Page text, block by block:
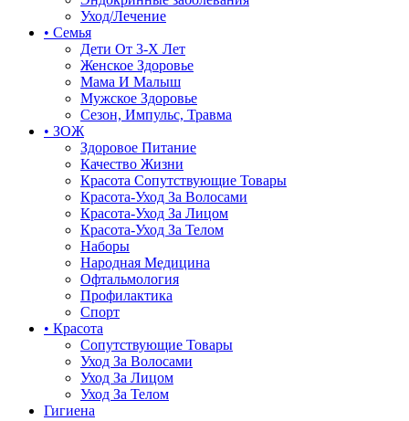
Уход/Лечение
• Семья
Дети От 3-Х Лет
Женское Здоровье
Мама И Малыш
Мужское Здоровье
Сезон, Импульс, Травма
• ЗОЖ
Здоровое Питание
Качество Жизни
Красота Сопутствующие Товары
Красота-Уход За Волосами
Красота-Уход За Лицом
Красота-Уход За Телом
Наборы
Народная Медицина
Офтальмология
Профилактика
Спорт
• Красота
Сопутствующие Товары
Уход За Волосами
Уход За Лицом
Уход За Телом
Гигиена